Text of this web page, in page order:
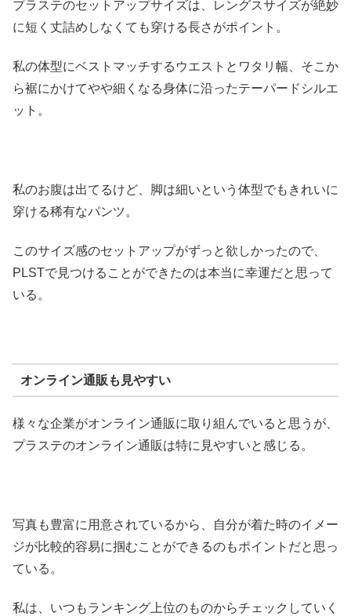
プラステのセットアップサイズは、レングスサイズが絶妙
に短く丈詰めしなくても穿ける長さがポイント。
私の体型にベストマッチするウエストとワタリ幅、そこか
ら裾にかけてやや細くなる身体に沿ったテーパードシルエ
ット。
私のお腹は出てるけど、脚は細いという体型でもきれいに
穿ける稀有なパンツ。
このサイズ感のセットアップがずっと欲しかったので、
PLSTで見つけることができたのは本当に幸運だと思って
いる。
オンライン通販も見やすい
様々な企業がオンライン通販に取り組んでいると思うが、
プラステのオンライン通販は特に見やすいと感じる。
写真も豊富に用意されているから、自分が着た時のイメー
ジが比較的容易に掴むことができるのもポイントだと思っ
ている。
私は、いつもランキング上位のものからチェックしていく